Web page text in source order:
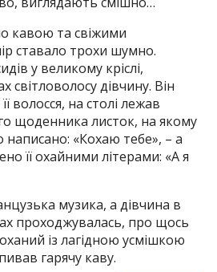
кавою та свіжими
ставало трохи шумно.
у великому кріслі,
світловолосу дівчину. Він
волосся, на столі лежав
щоденника листок, на якому
«Кохаю тебе», – а
її охайними літерами: «А я
музика, а дівчина в
проходжувалась, про щось
із лагідною усмішкою
гарячу каву.